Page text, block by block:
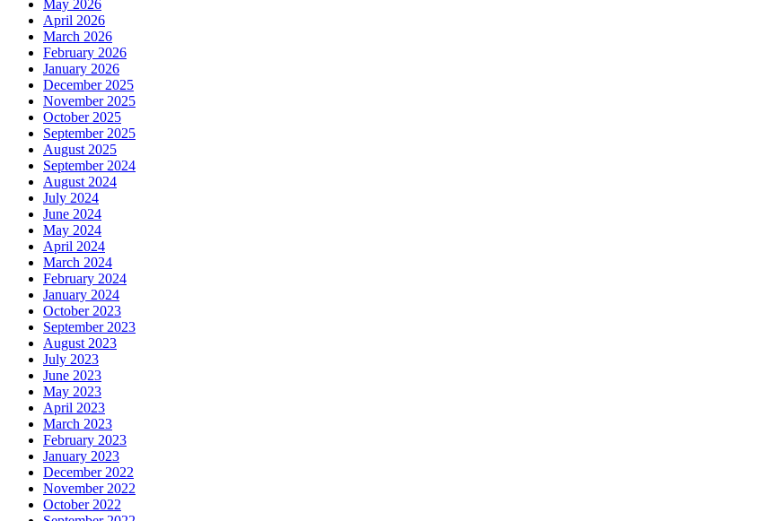
May 2026
April 2026
March 2026
February 2026
January 2026
December 2025
November 2025
October 2025
September 2025
August 2025
September 2024
August 2024
July 2024
June 2024
May 2024
April 2024
March 2024
February 2024
January 2024
October 2023
September 2023
August 2023
July 2023
June 2023
May 2023
April 2023
March 2023
February 2023
January 2023
December 2022
November 2022
October 2022